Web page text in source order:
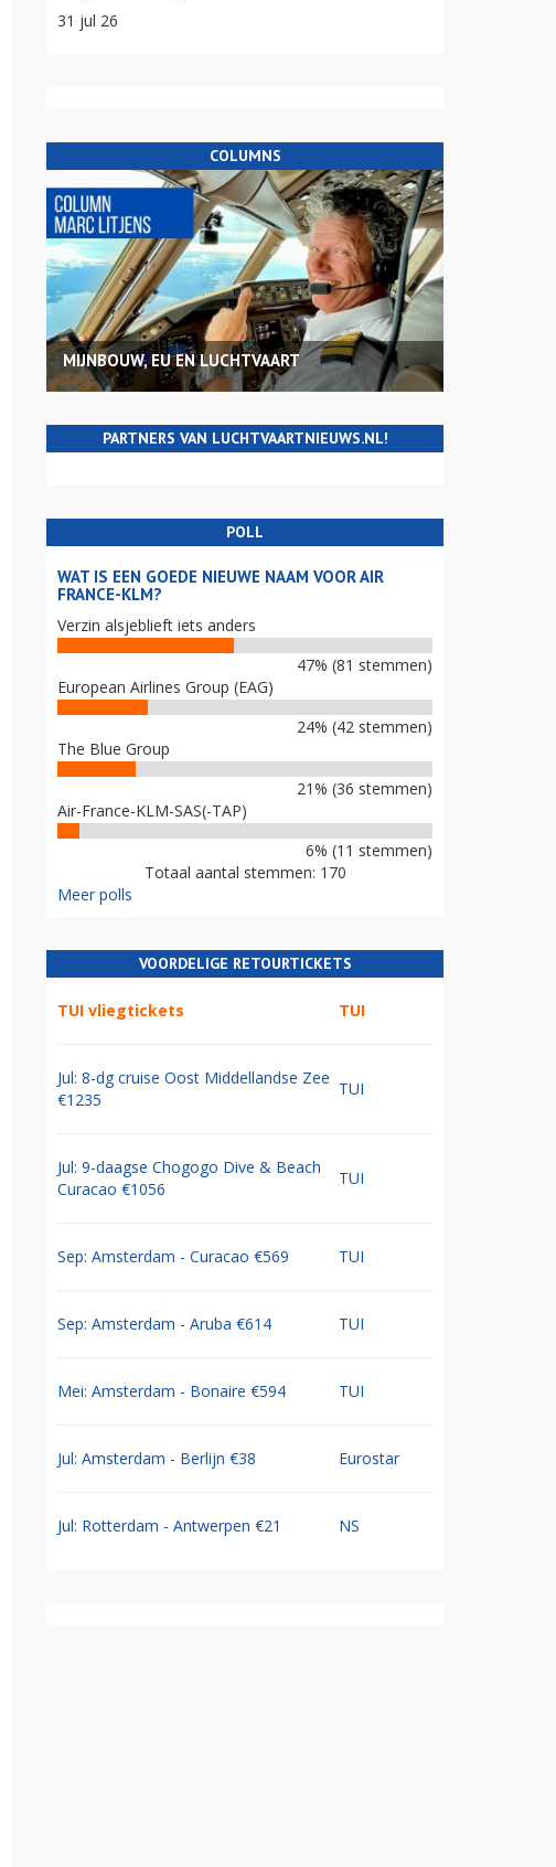
31 jul 26
COLUMNS
MIJNBOUW, EU EN LUCHTVAART
PARTNERS VAN LUCHTVAARTNIEUWS.NL!
POLL
WAT IS EEN GOEDE NIEUWE NAAM VOOR AIR
FRANCE-KLM?
Verzin alsjeblieft iets anders
47% (81 stemmen)
European Airlines Group (EAG)
24% (42 stemmen)
The Blue Group
21% (36 stemmen)
Air-France-KLM-SAS(-TAP)
6% (11 stemmen)
Totaal aantal stemmen: 170
Meer polls
VOORDELIGE RETOURTICKETS
TUI vliegtickets TUI
Jul: 8-dg cruise Oost Middellandse Zee
€1235
TUI
Jul: 9-daagse Chogogo Dive & Beach
Curacao €1056
TUI
Sep: Amsterdam - Curacao €569 TUI
Sep: Amsterdam - Aruba €614 TUI
Mei: Amsterdam - Bonaire €594 TUI
Jul: Amsterdam - Berlijn €38 Eurostar
Jul: Rotterdam - Antwerpen €21 NS